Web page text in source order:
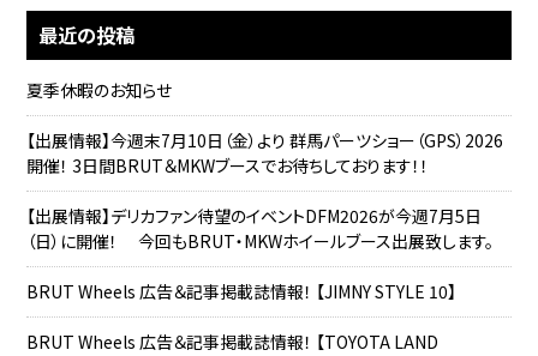
最近の投稿
夏季休暇のお知らせ
【出展情報】今週末7月10日（金）より 群馬パーツショー（GPS）2026
開催！ 3日間BRUT＆MKWブースでお待ちしております！！
【出展情報】デリカファン待望のイベントDFM2026が今週7月5日
（日）に開催！ 今回もBRUT・MKWホイールブース出展致します。
BRUT Wheels 広告＆記事掲載誌情報！ 【JIMNY STYLE 10】
BRUT Wheels 広告＆記事掲載誌情報！ 【TOYOTA LAND